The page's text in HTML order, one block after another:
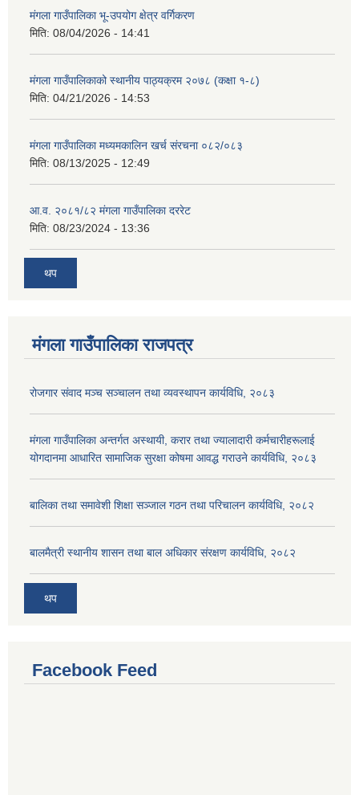
मंगला गाउँपालिका भू-उपयोग क्षेत्र वर्गिकरण
मिति: 08/04/2026 - 14:41
मंगला गाउँपालिकाको स्थानीय पाठ्यक्रम २०७८ (कक्षा १-८)
मिति: 04/21/2026 - 14:53
मंगला गाउँपालिका मध्यमकालिन खर्च संरचना ०८२/०८३
मिति: 08/13/2025 - 12:49
आ.व. २०८१/८२ मंगला गाउँपालिका दररेट
मिति: 08/23/2024 - 13:36
थप
मंगला गाउँपालिका राजपत्र
रोजगार संवाद मञ्च सञ्चालन तथा व्यवस्थापन कार्यविधि, २०८३
मंगला गाउँपालिका अन्तर्गत अस्थायी, करार तथा ज्यालादारी कर्मचारीहरूलाई
योगदानमा आधारित सामाजिक सुरक्षा कोषमा आवद्ध गराउने कार्यविधि, २०८३
बालिका तथा समावेशी शिक्षा सञ्जाल गठन तथा परिचालन कार्यविधि, २०८२
बालमैत्री स्थानीय शासन तथा बाल अधिकार संरक्षण कार्यविधि, २०८२
थप
Facebook Feed